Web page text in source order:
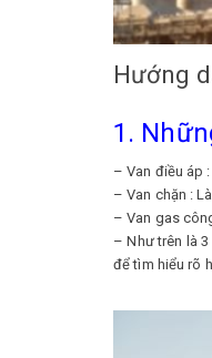
Hướng
1.
– Van điều áp
– Van chặn :
– Van gas
– Như trên là
để tìm hiểu rõ